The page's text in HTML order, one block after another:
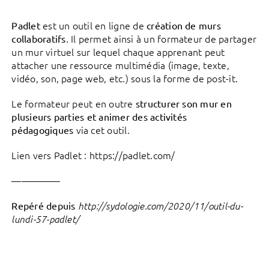
Padletest un outil en ligne decréation de murs
collaboratifs. Il permet ainsi à un formateur de partager
un mur virtuel sur lequel chaque apprenant peut
attacher une ressource multimédia (image, texte,
vidéo, son, page web, etc.) sous la forme de post-it.
Le formateur peut en outre structurer son mur en
plusieurs parties et animer des activités
pédagogiques via cet outil.
Lien vers Padlet : https://padlet.com/
—————
Repéré depuis http://sydologie.com/2020/11/outil-du-
lundi-57-padlet/